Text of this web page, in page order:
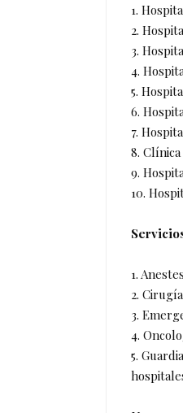
1.
2.
3.
4.
5.
6.
7.
8.
9.
10.
1.
2.
3.
4.
5.